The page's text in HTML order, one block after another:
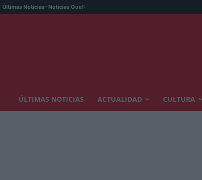
Últimas Noticias- Noticias Que!:
ÚLTIMAS NOTICIAS ACTUALIDAD CULTURA